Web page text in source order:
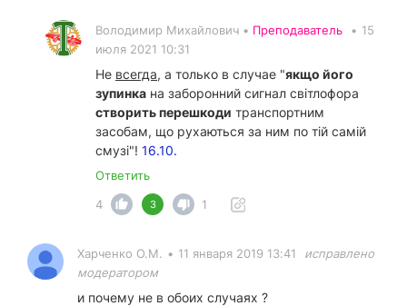
Володимир Михайлович • Преподаватель • 15
июля 2021 10:31
Не всегда, а только в случае "якщо його
зупинка на заборонний сигнал світлофора
створить перешкоди транспортним
засобам, що рухаються за ним по тій самій
смузі"! 16.10.
Ответить
4
3 1
Харченко О.М. • 11 января 2019 13:41
исправлено
модератором
и почему не в обоих случаях ?